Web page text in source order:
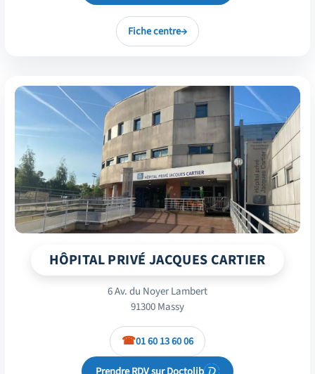
Fiche centre→
HÔPITAL PRIVÉ JACQUES CARTIER
6 Av. du Noyer Lambert
91300 Massy
01 60 13 60 06